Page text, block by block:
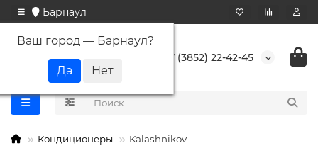
Барнаул
Ваш город — Барнаул?
+7 (3852) 22-42-45
Кондиционеры Kalashnikov